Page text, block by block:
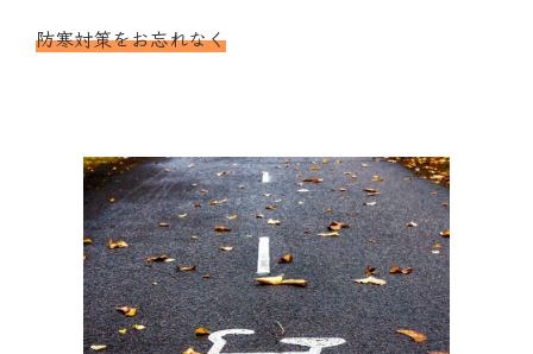
防寒対策をお忘れなく